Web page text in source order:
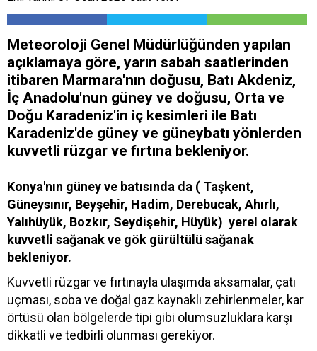
Meteoroloji Genel Müdürlüğünden yapılan
açıklamaya göre, yarın sabah saatlerinden
itibaren Marmara'nın doğusu, Batı Akdeniz,
İç Anadolu'nun güney ve doğusu, Orta ve
Doğu Karadeniz'in iç kesimleri ile Batı
Karadeniz'de güney ve güneybatı yönlerden
kuvvetli rüzgar ve fırtına bekleniyor.
Konya'nın güney ve batısında da ( Taşkent,
Güneysınır, Beyşehir, Hadim, Derebucak, Ahırlı,
Yalıhüyük, Bozkır, Seydişehir, Hüyük) yerel olarak
kuvvetli sağanak ve gök gürültülü sağanak
bekleniyor.
Kuvvetli rüzgar ve fırtınayla ulaşımda aksamalar, çatı
uçması, soba ve doğal gaz kaynaklı zehirlenmeler, kar
örtüsü olan bölgelerde tipi gibi olumsuzluklara karşı
dikkatli ve tedbirli olunması gerekiyor.